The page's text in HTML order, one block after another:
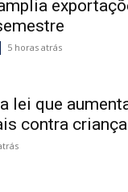
5 horas atrás
lei que
contra